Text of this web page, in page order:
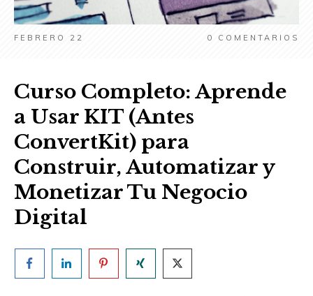
FEBRERO 22 0 COMENTARIOS
Curso Completo: Aprende
a Usar KIT (Antes
ConvertKit) para
Construir, Automatizar y
Monetizar Tu Negocio
Digital